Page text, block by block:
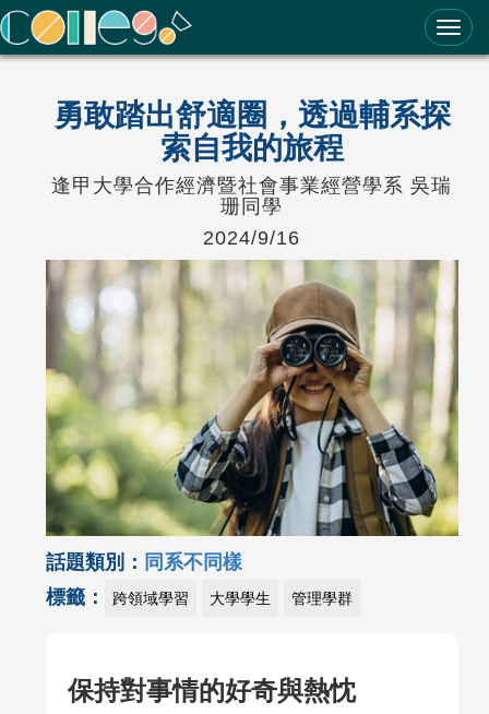
ColleGo! 大學選才與高中育才輔助系統
勇敢踏出舒適圈，透過輔系探
索自我的旅程
逢甲大學合作經濟暨社會事業經營學系 吳瑞
珊同學
2024/9/16
話題類別： 同系不同樣
標籤：
跨領域學習 大學學生 管理學群
保持對事情的好奇與熱忱